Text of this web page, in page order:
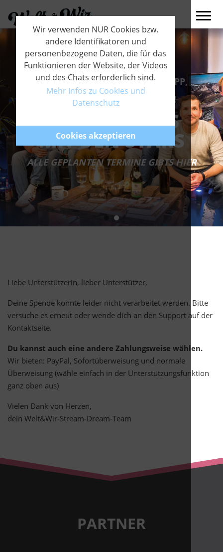
Wir verwenden NUR Cookies bzw.
andere Identifikatoren und
personenbezogene Daten, die für das
Funktionieren der Website, der Videos
und des Chats erforderlich sind.
Mehr Infos zu Cookies und
Datenschutz
Cookies akzeptieren
THOMAS HUBER, HARALD PHILIPP,
PAUL GUSCHLBAUER & OLAF
OBSOMMER WAREN BEI UNS!
LIVE-STREAMS
MIT DEN STARS
ALLE GEPLANTEN TERMINE GIBTS HIER
Liebe Unterstützerin, lieber Unterstützer,
Deine Spende konnte leider nicht verarbeitet werden. Bitte
versuche es erneut oder wende dich an den Support auf der
Kontaktseite.
Du kannst auch eine andere Zahlungsweise wählen.
Wir bieten: PayPal, Sofortüberweisung und normale
Überweisung (wähle einfach in der Unterstützungsfunktion
ganz oben aus)
Vielen Dank von Herzen,
dein Welt&Wir-Stream-Dream-Team
PARTNER